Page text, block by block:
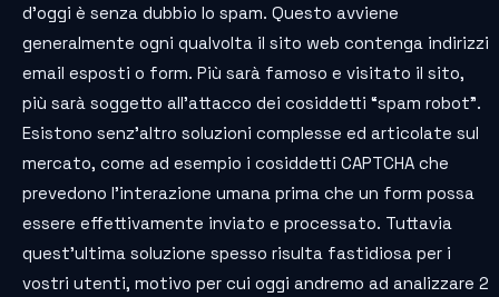
d’oggi è senza dubbio lo spam. Questo avviene
generalmente ogni qualvolta il sito web contenga indirizzi
email esposti o form. Più sarà famoso e visitato il sito,
più sarà soggetto all’attacco dei cosiddetti “spam robot”.
Esistono senz’altro soluzioni complesse ed articolate sul
mercato, come ad esempio i cosiddetti CAPTCHA che
prevedono l’interazione umana prima che un form possa
essere effettivamente inviato e processato. Tuttavia
quest’ultima soluzione spesso risulta fastidiosa per i
vostri utenti, motivo per cui oggi andremo ad analizzare 2